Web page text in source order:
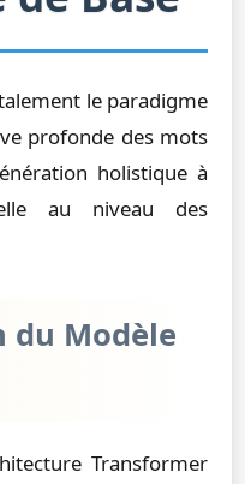
le paradigme
profonde des mots
holistique à
au niveau des
du Modèle
Transformer